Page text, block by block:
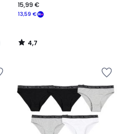
13,59 €
15,99 €
4,7
/